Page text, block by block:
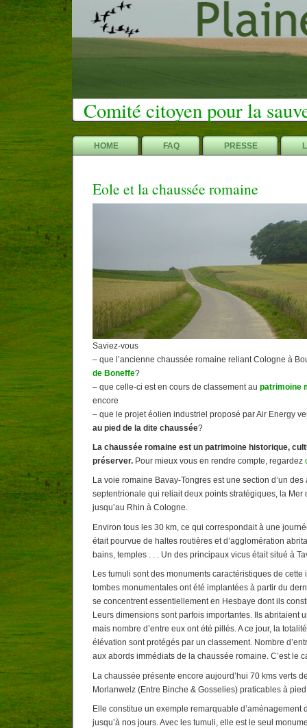
Comité citoyen pour la
HOME FAQ PRESSE
Eole et la chaussée romaine
Saviez-vous
– que l’ancienne chaussée romaine reliant Cologne à
de Boneffe?
– que celle-ci est en cours de classement au patrimoine
encore
– que le projet éolien industriel proposé par Air Energy
au pied de la dite chaussée?
La chaussée romaine est un patrimoine historique,
préserver. Pour mieux vous en rendre compte, regardez
La voie romaine Bavay-Tongres est une section d’un
septentrionale qui reliait deux points stratégiques, la
jusqu’au Rhin à Cologne.
Environ tous les 30 km, ce qui correspondait à une
était pourvue de haltes routières et d’agglomération
bains, temples . . . Un des principaux vicus était situé à
Les tumuli sont des monuments caractéristiques de cette
tombes monumentales ont été implantées à partir du
se concentrent essentiellement en Hesbaye dont ils
Leurs dimensions sont parfois importantes. Ils abritaient
mais nombre d’entre eux ont été pillés. A ce jour, la
élévation sont protégés par un classement. Nombre
aux abords immédiats de la chaussée romaine. C’est le
La chaussée présente encore aujourd’hui 70 kms verts
Morlanwelz (Entre Binche & Gosselies) praticables à
Elle constitue un exemple remarquable d’aménagement
jusqu’à nos jours. Avec les tumuli, elle est le seul